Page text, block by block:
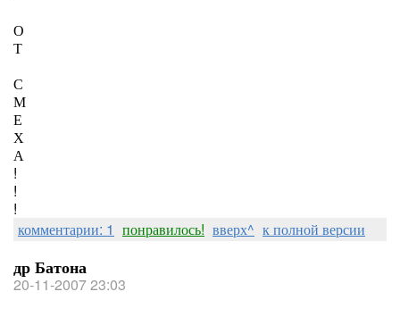
О
Т
С
М
Е
Х
А
!
!
!
комментарии: 1 понравилось! вверх^ к полной версии
др Батона
20-11-2007 23:03